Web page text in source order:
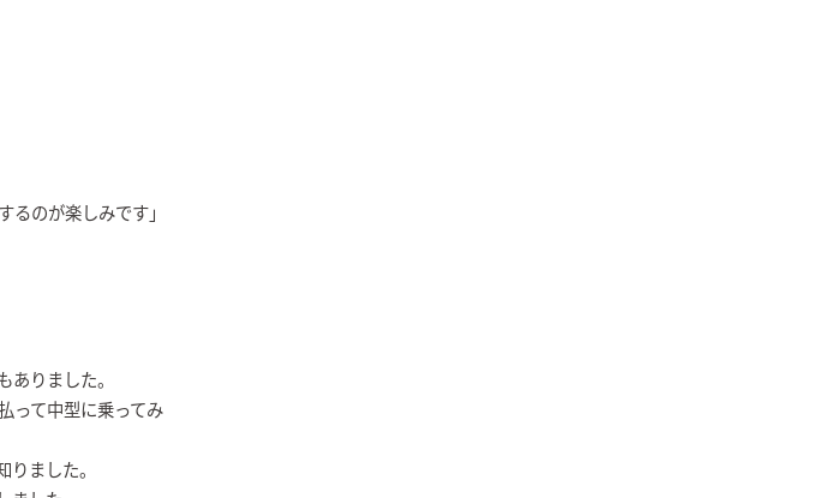
るのが楽しみです」
りました。
って中型に乗ってみ
ました。